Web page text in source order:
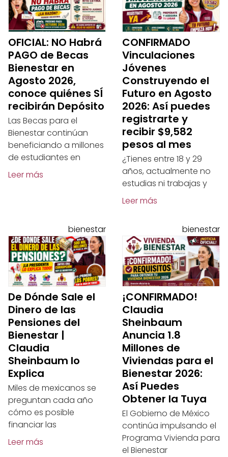
OFICIAL: NO Habrá
PAGO de Becas
Bienestar en
Agosto 2026,
conoce quiénes SÍ
recibirán Depósito
Las Becas para el
Bienestar continúan
beneficiando a millones
de estudiantes en
Leer más
CONFIRMADO
Vinculaciones
Jóvenes
Construyendo el
Futuro en Agosto
2026: Así puedes
registrarte y
recibir $9,582
pesos al mes
¿Tienes entre 18 y 29
años, actualmente no
estudias ni trabajas y
Leer más
bienestar
De Dónde Sale el
Dinero de las
Pensiones del
Bienestar |
Claudia
Sheinbaum lo
Explica
Miles de mexicanos se
preguntan cada año
cómo es posible
financiar las
Leer más
bienestar
¡CONFIRMADO!
Claudia
Sheinbaum
Anuncia 1.8
Millones de
Viviendas para el
Bienestar 2026:
Así Puedes
Obtener la Tuya
El Gobierno de México
continúa impulsando el
Programa Vivienda para
el Bienestar